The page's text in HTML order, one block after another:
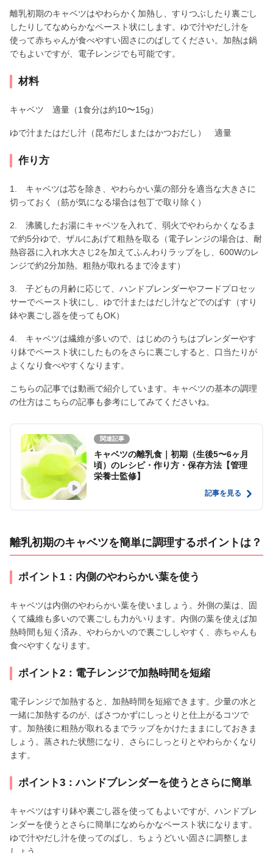
離乳初期のキャベツはやわらかく加熱し、すりつぶしたり裏ごし
したりしてなめらかなペースト状にします。ゆで汁やだし汁を
使って赤ちゃんが食べやすい固さにのばしてください。加熱は鍋
でもよいですが、電子レンジでも可能です。
材料
キャベツ 適量（1食分は約10〜15g）
ゆで汁またはだし汁（昆布だしまたはかつおだし） 適量
作り方
1. キャベツは芯を除き、やわらかい葉の部分を適当な大きさに
切っておく（筋が気になる場合は包丁で取り除く）
2. 沸騰したお湯にキャベツを入れて、弱火でやわらかくなるま
で約5分ゆで、ザルにあげて粗熱を取る（電子レンジの場合は、耐
熱容器に入れ水大さじ2を加えてふんわりラップをし、600Wのレ
ンジで約2分加熱。粗熱が取れるまで冷ます）
3. 子どもの月齢に応じて、ハンドブレンダーやフードプロセッ
サーでペースト状にし、ゆで汁またはだし汁などでのばす（すり
鉢や裏ごし器を使ってもOK）
4. キャベツは繊維が多いので、はじめのうちはブレンダーやす
り鉢でペースト状にしたものをさらに裏ごしすると、口当たりが
よくなり食べやすくなります。
こちらの記事では動画で紹介しています。キャベツの基本の調理
の仕方はこちらの記事も参考にしてみてくださいね。
関連記事
キャベツの離乳食｜初期（生後5〜6ヶ月
頃）のレシピ・作り方・保存方法【管理
栄養士監修】
記事を見る
離乳初期のキャベツを簡単に調理するポイントは？
ポイント1：内側のやわらかい葉を使う
キャベツは内側のやわらかい葉を使いましょう。外側の葉は、固
くて繊維も多いので裏ごしも力がいります。内側の葉を使えば加
熱時間も短く済み、やわらかいので裏ごししやすく、赤ちゃんも
食べやすくなります。
ポイント2：電子レンジで加熱時間を短縮
電子レンジで加熱すると、加熱時間を短縮できます。少量の水と
一緒に加熱するのが、ぱさつかずにしっとりと仕上がるコツで
す。加熱後に粗熱が取れるまでラップをかけたままにしておきま
しょう。蒸された状態になり、さらにしっとりとやわらかくなり
ます。
ポイント3：ハンドブレンダーを使うとさらに簡単
キャベツはすり鉢や裏ごし器を使ってもよいですが、ハンドブレ
ンダーを使うとさらに簡単になめらかなペースト状になります。
ゆで汁やだし汁を使ってのばし、ちょうどいい固さに調整しま
しょう。